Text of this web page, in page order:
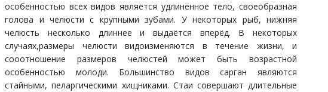
особенностью всех видов является удлинённое тело, своеобразная
голова и челюсти с крупными зубами. У некоторых рыб, нижняя
челюсть несколько длиннее и выдаётся вперёд. В некоторых
случаях,размеры челюсти видоизменяются в течение жизни, и
сооотношение размеров челюстей может быть возрастной
особенностью молоди. Большинство видов сарган являются
стайными, пеларгическими хищниками. Стаи совершают длительные